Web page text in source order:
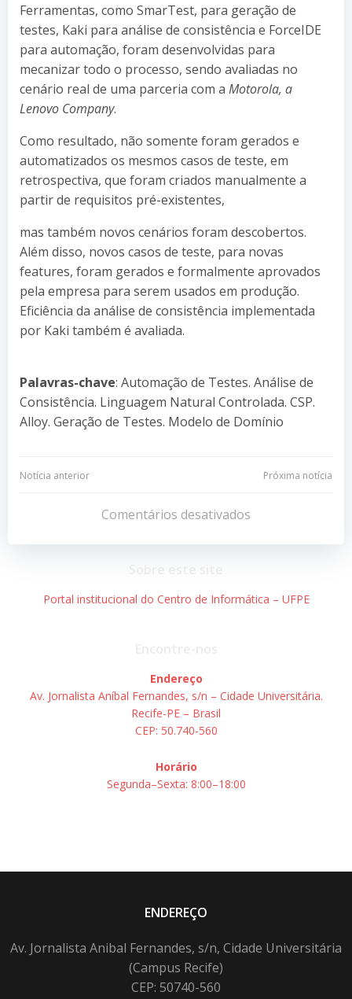
Ferramentas, como SmarTest, para geração de
testes, Kaki para análise de consistência e ForceIDE
para automação, foram desenvolvidas para
mecanizar todo o processo, sendo avaliadas no
cenário real de uma parceria com a Motorola, a
Lenovo Company.
Como resultado, não somente foram gerados e
automatizados os mesmos casos de teste, em
retrospectiva, que foram criados manualmente a
partir de requisitos pré-existentes,
mas também novos cenários foram descobertos.
Além disso, novos casos de teste, para novas
features, foram gerados e formalmente aprovados
pela empresa para serem usados em produção.
Eficiência da análise de consistência implementada
por Kaki também é avaliada.
Palavras-chave: Automação de Testes. Análise de
Consistência. Linguagem Natural Controlada. CSP.
Alloy. Geração de Testes. Modelo de Domínio
Navegação
Post
Notícia anterior
Navegação
de
Post
Próxima notícia
Comentários desativados
Portal institucional do Centro de Informática – UFPE
Endereço
Av. Jornalista Aníbal Fernandes, s/n – Cidade Universitária.
Recife-PE – Brasil
CEP: 50.740-560
Horário
Segunda–Sexta: 8:00–18:00
ENDEREÇO
Av. Jornalista Anibal Fernandes, s/n, Cidade Universitária
(Campus Recife)
CEP: 50740-560